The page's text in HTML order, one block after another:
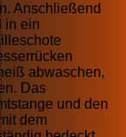
Anschließend
in ein
abwaschen,
Das
und den
dem